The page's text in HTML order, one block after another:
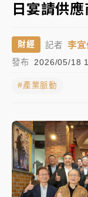
白海豚挾豪雨
金控第2季海外
韓股最壞時期
至2個月低
「白海豚」雨
損最多
日宴請供應
財經 記者 李宜
發布 2026/05/18
#產業脈動